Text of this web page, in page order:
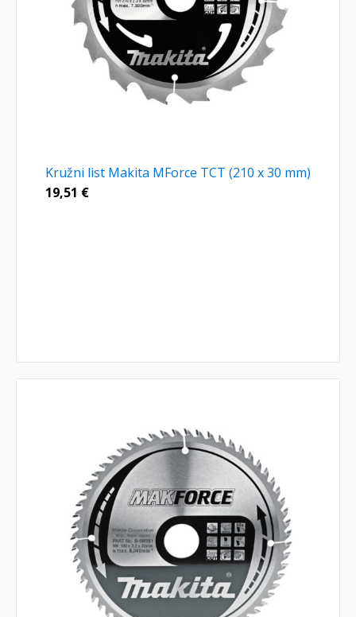
Kružni list Makita MForce TCT (210 x 30 mm)
19,51 €